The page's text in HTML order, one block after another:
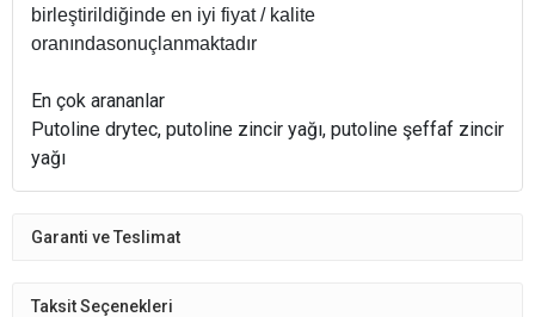
birleştirildiğinde en iyi fiyat / kalite
oranındasonuçlanmaktadır
En çok arananlar
Putoline drytec, putoline zincir yağı, putoline şeffaf zincir
yağı
Garanti ve Teslimat
Taksit Seçenekleri